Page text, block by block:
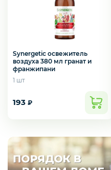
Synergetic освежитель
воздуха 380 мл гранат и
франжипани
1 шт
193 ₽